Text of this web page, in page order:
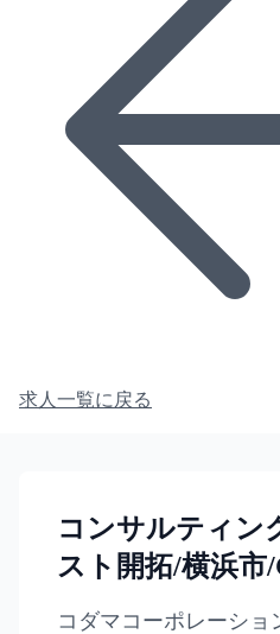
求人一覧に戻る
コンサルティン
スト開拓/横浜市
コダマコーポレーショ